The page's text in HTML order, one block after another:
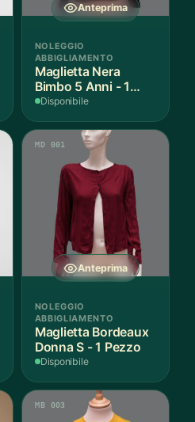
Anteprima
NOLEGGIO
ABBIGLIAMENTO
Maglietta Nera
Bimbo 5 Anni - 1
Pezzo
Disponibile
Anteprima
MD 001
NOLEGGIO
ABBIGLIAMENTO
Maglietta Bordeaux
Donna S - 1 Pezzo
Disponibile
MB 003